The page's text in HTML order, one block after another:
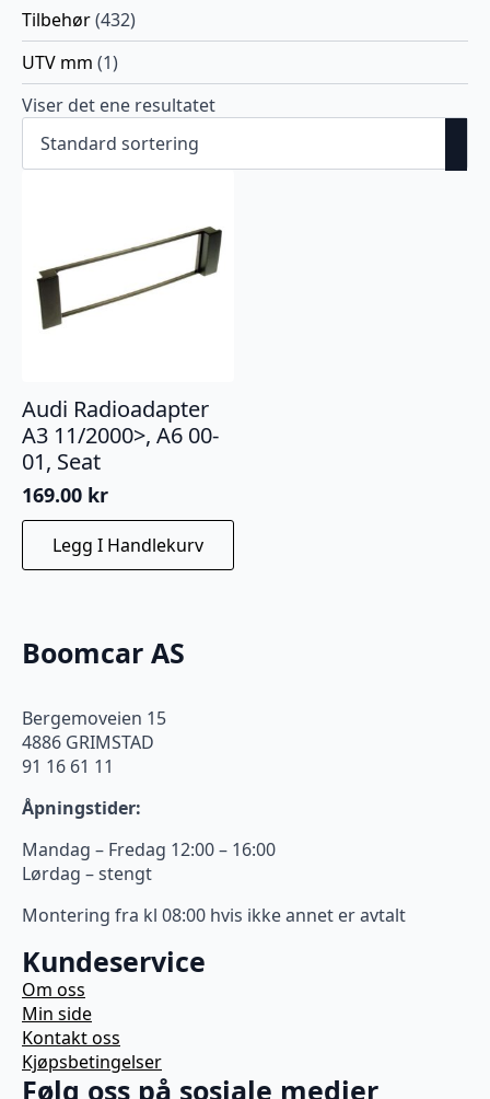
Tilbehør(432)
UTV mm (1)
Viser det ene resultatet
Audi Radioadapter
A3 11/2000>, A6 00-
01, Seat
169.00 kr
Legg I Handlekurv
Boomcar AS
Bergemoveien 15
4886 GRIMSTAD
91 16 61 11
Åpningstider:
Mandag – Fredag 12:00 – 16:00
Lørdag – stengt
Montering fra kl 08:00 hvis ikke annet er avtalt
Kundeservice
Om oss
Min side
Kontakt oss
Kjøpsbetingelser
Følg oss på sosiale medier